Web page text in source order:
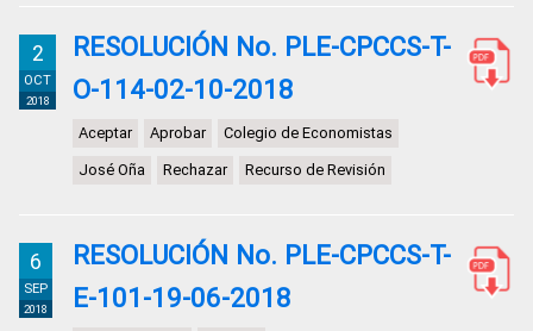
2
OCT
2018
RESOLUCIÓN No. PLE-CPCCS-T-
O-114-02-10-2018
Aceptar Aprobar Colegio de Economistas
José Oña Rechazar Recurso de Revisión
6
SEP
2018
RESOLUCIÓN No. PLE-CPCCS-T-
E-101-19-06-2018